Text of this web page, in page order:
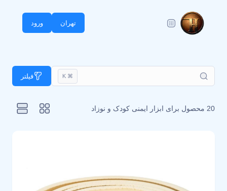
تهران ورود
⌘ K فیلتر
20 محصول برای ابزار ایمنی کودک و نوزاد